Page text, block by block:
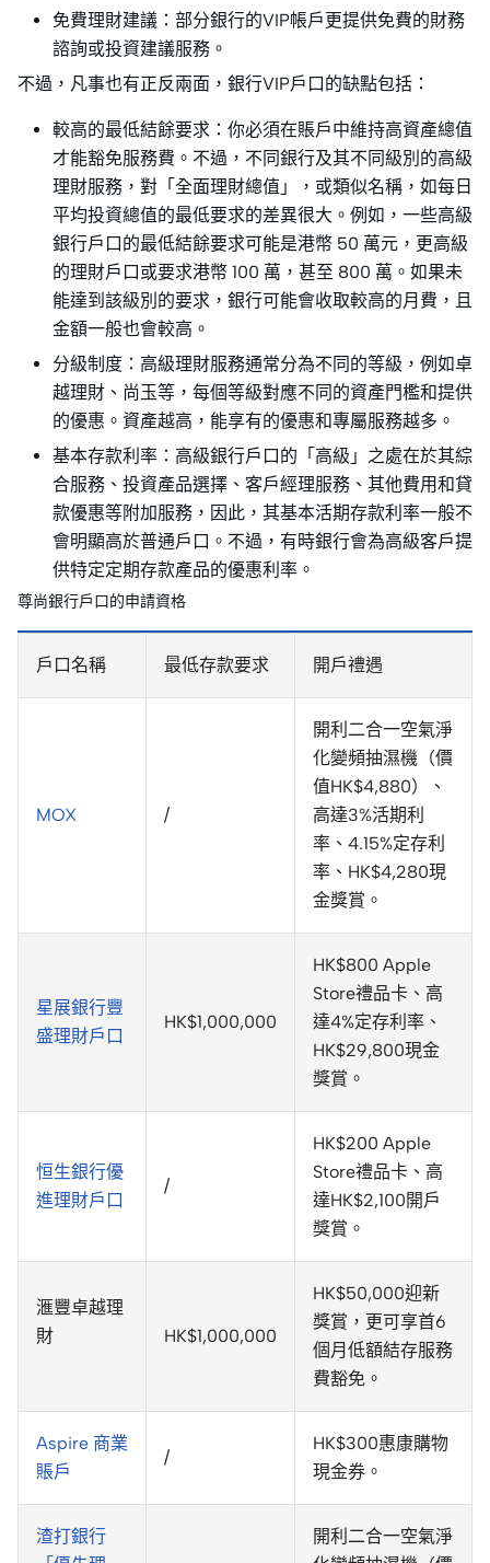
免費理財建議：部分銀行的VIP帳戶更提供免費的財務
諮詢或投資建議服務。
不過，凡事也有正反兩面，銀行VIP戶口的缺點包括：
較高的最低結餘要求：你必須在賬戶中維持高資產總值
才能豁免服務費。不過，不同銀行及其不同級別的高級
理財服務，對「全面理財總值」，或類似名稱，如每日
平均投資總值的最低要求的差異很大。例如，一些高級
銀行戶口的最低結餘要求可能是港幣 50 萬元，更高級
的理財戶口或要求港幣 100 萬，甚至 800 萬。如果未
能達到該級別的要求，銀行可能會收取較高的月費，且
金額一般也會較高。
分級制度：高級理財服務通常分為不同的等級，例如卓
越理財、尚玉等，每個等級對應不同的資產門檻和提供
的優惠。資產越高，能享有的優惠和專屬服務越多。
基本存款利率：高級銀行戶口的「高級」之處在於其綜
合服務、投資產品選擇、客戶經理服務、其他費用和貸
款優惠等附加服務，因此，其基本活期存款利率一般不
會明顯高於普通戶口。不過，有時銀行會為高級客戶提
供特定定期存款產品的優惠利率。
尊尚銀行戶口的申請資格
戶口名稱 最低存款要求 開戶禮遇
MOX /
開利二合一空氣淨
化變頻抽濕機（價
值HK$4,880）、
高達3%活期利
率、4.15%定存利
率、HK$4,280現
金獎賞。
星展銀行豐
盛理財戶口
HK$1,000,000
HK$800 Apple
Store禮品卡、高
達4%定存利率、
HK$29,800現金
獎賞。
恒生銀行優
進理財戶口
/
HK$200 Apple
Store禮品卡、高
達HK$2,100開戶
獎賞。
滙豐卓越理
財
HK$1,000,000
HK$50,000迎新
獎賞，更可享首6
個月低額結存服務
費豁免。
Aspire 商業
賬戶
/
HK$300惠康購物
現金券。
渣打銀行
開利二合一空氣淨